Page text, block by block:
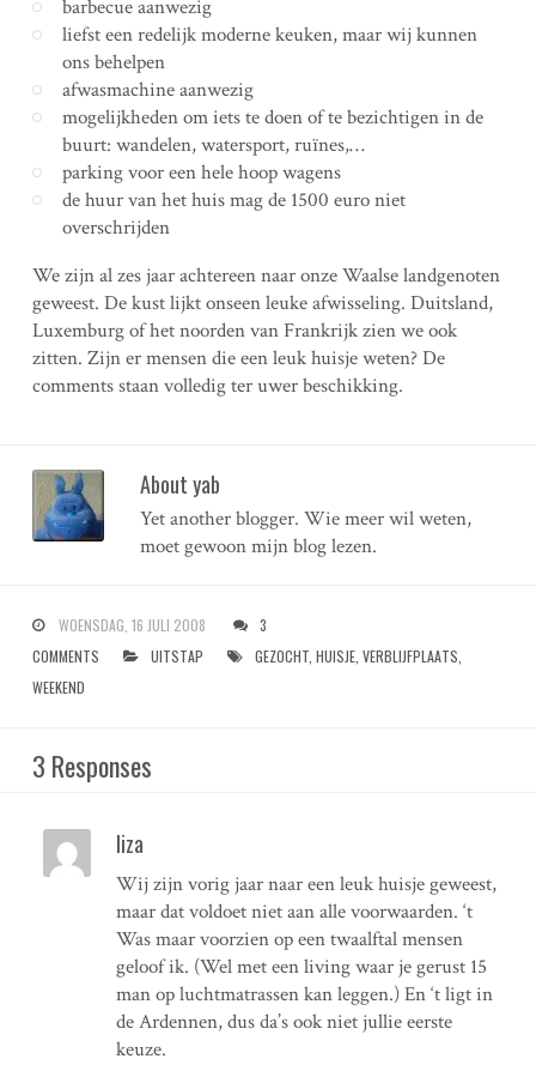
barbecue aanwezig
liefst een redelijk moderne keuken, maar wij kunnen
ons behelpen
afwasmachine aanwezig
mogelijkheden om iets te doen of te bezichtigen in de
buurt: wandelen, watersport, ruïnes,…
parking voor een hele hoop wagens
de huur van het huis mag de 1500 euro niet
overschrijden
We zijn al zes jaar achtereen naar onze Waalse landgenoten
geweest. De kust lijkt onseen leuke afwisseling. Duitsland,
Luxemburg of het noorden van Frankrijk zien we ook
zitten. Zijn er mensen die een leuk huisje weten? De
comments staan volledig ter uwer beschikking.
About yab
Yet another blogger. Wie meer wil weten,
moet gewoon mijn blog lezen.
WOENSDAG, 16 JULI 2008
3
COMMENTS
UITSTAP GEZOCHT, HUISJE, VERBLIJFPLAATS
WEEKEND
3 Responses
liza
Wij zijn vorig jaar naar een leuk huisje geweest,
maar dat voldoet niet aan alle voorwaarden. ‘t
Was maar voorzien op een twaalftal mensen
geloof ik. (Wel met een living waar je gerust 15
man op luchtmatrassen kan leggen.) En ‘t ligt in
de Ardennen, dus da’s ook niet jullie eerste
keuze.